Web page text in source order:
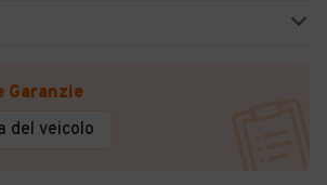
Garanzie
del veicolo